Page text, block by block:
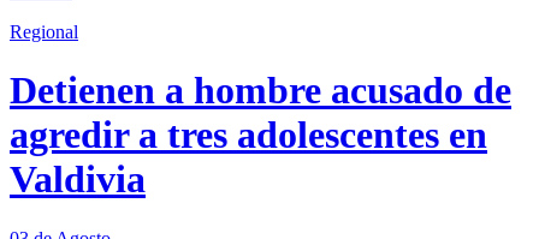
Regional
Detienen a hombre acusado de
agredir a tres adolescentes en
Valdivia